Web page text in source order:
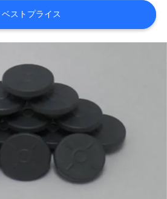
ベストプライス